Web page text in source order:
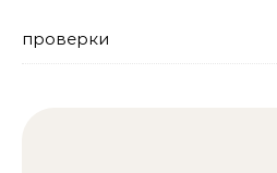
проверки